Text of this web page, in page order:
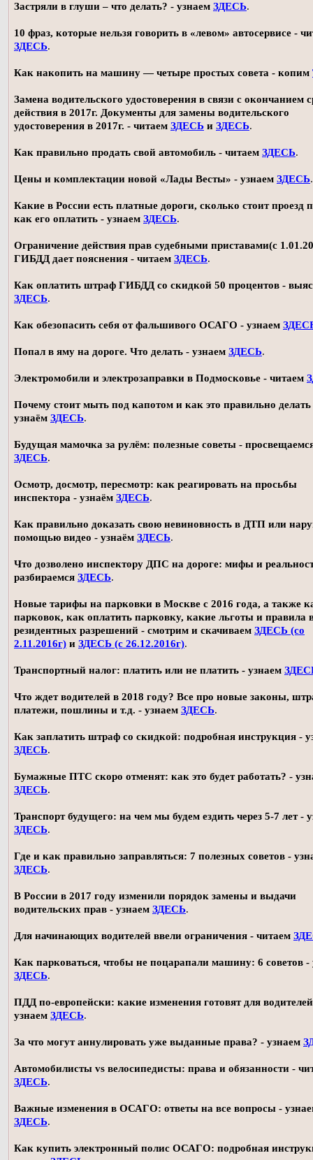
Застряли в глуши – что делать? - узнаем ЗДЕСЬ.
10 фраз, которые нельзя говорить в «левом» автосервисе -
ЗДЕСЬ.
Как накопить на машину — четыре простых совета - копим
Замена водительского удостоверения в связи с окончанием
действия в 2017г. Документы для замены водительского
удостоверения в 2017г. - читаем ЗДЕСЬ и ЗДЕСЬ.
Как правильно продать свой автомобиль - читаем ЗДЕСЬ.
Цены и комплектации новой «Лады Весты» - узнаем ЗДЕСЬ.
Какие в России есть платные дороги, сколько стоит проезд
как его оплатить - узнаем ЗДЕСЬ.
Ограничение действия прав судебными приставами(с
ГИБДД дает пояснения - читаем ЗДЕСЬ.
Как оплатить штраф ГИБДД со скидкой 50 процентов -
ЗДЕСЬ.
Как обезопасить себя от фальшивого ОСАГО - узнаем
Попал в яму на дороге. Что делать - узнаем ЗДЕСЬ.
Электромобили и электрозаправки в Подмосковье - читаем
Почему стоит мыть под капотом и как это правильно делать
узнаём ЗДЕСЬ.
Будущая мамочка за рулём: полезные советы -
ЗДЕСЬ.
Осмотр, досмотр, пересмотр: как реагировать на просьбы
инспектора - узнаём ЗДЕСЬ.
Как правильно доказать свою невиновность в ДТП или
помощью видео - узнаём ЗДЕСЬ.
Что дозволено инспектору ДПС на дороге: мифы и
разбираемся ЗДЕСЬ.
Новые тарифы на парковки в Москве с 2016 года, а также
парковок, как оплатить парковку, какие льготы и правила
резидентных разрешений - смотрим и скачиваем ЗДЕСЬ (со
2.11.2016г) и ЗДЕСЬ (с 26.12.2016г).
Транспортный налог: платить или не платить - узнаем
Что ждет водителей в 2018 году? Все про новые законы,
платежи, пошлины и т.д. - узнаем ЗДЕСЬ.
Как заплатить штраф со скидкой: подробная инструкция -
ЗДЕСЬ.
Бумажные ПТС скоро отменят: как это будет работать? -
ЗДЕСЬ.
Транспорт будущего: на чем мы будем ездить через 5-7 лет -
ЗДЕСЬ.
Где и как правильно заправляться: 7 полезных советов -
ЗДЕСЬ.
В России в 2017 году изменили порядок замены и выдачи
водительских прав - узнаем ЗДЕСЬ.
Для начинающих водителей ввели ограничения - читаем
Как парковаться, чтобы не поцарапали машину: 6 советов -
ЗДЕСЬ.
ПДД по-европейски: какие изменения готовят для
узнаем ЗДЕСЬ.
За что могут аннулировать уже выданные права? - узнаем
Автомобилисты vs велосипедисты: права и обязанности -
ЗДЕСЬ.
Важные изменения в ОСАГО: ответы на все вопросы -
ЗДЕСЬ.
Как купить электронный полис ОСАГО: подробная